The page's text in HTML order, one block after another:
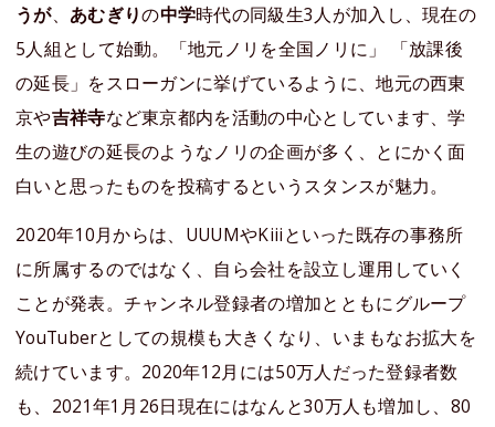
うが、 あむぎりの中学時代の同級生3人が加入し、現在の
5人組として始動。「地元ノリを全国ノリに」 「放課後
の延長」をスローガンに挙げているように、地元の西東
京や吉祥寺など東京都内を活動の中心としています、学
生の遊びの延長のようなノリの企画が多く、とにかく面
白いと思ったものを投稿するというスタンスが魅力。
2020年10月からは、UUUMやKiiiといった既存の事務所
に所属するのではなく、自ら会社を設立し運用していく
ことが発表。チャンネル登録者の増加とともにグループ
YouTuberとしての規模も大きくなり、いまもなお拡大を
続けています。2020年12月には50万人だった登録者数
も、2021年1月26日現在にはなんと30万人も増加し、80